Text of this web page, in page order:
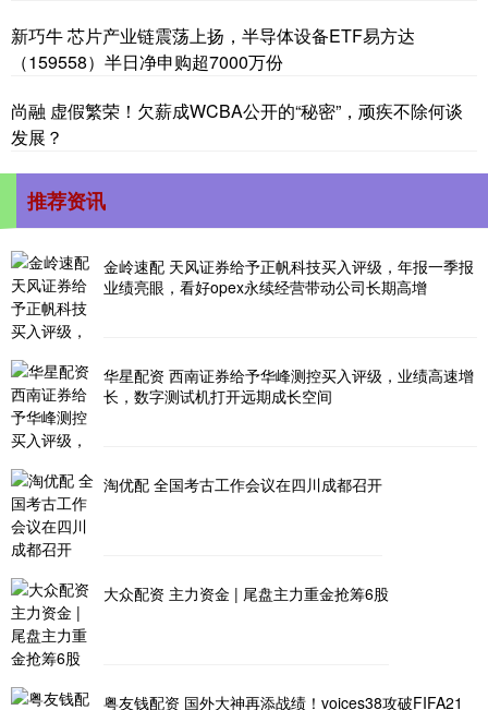
新巧牛 芯片产业链震荡上扬，半导体设备ETF易方达
（159558）半日净申购超7000万份
尚融 虚假繁荣！欠薪成WCBA公开的“秘密”，顽疾不除何谈
发展？
推荐资讯
金岭速配 天风证券给予正帆科技买入评级，年报一季报
业绩亮眼，看好opex永续经营带动公司长期高增
华星配资 西南证券给予华峰测控买入评级，业绩高速增
长，数字测试机打开远期成长空间
淘优配 全国考古工作会议在四川成都召开
大众配资 主力资金 | 尾盘主力重金抢筹6股
粤友钱配资 国外大神再添战绩！voices38攻破FIFA21